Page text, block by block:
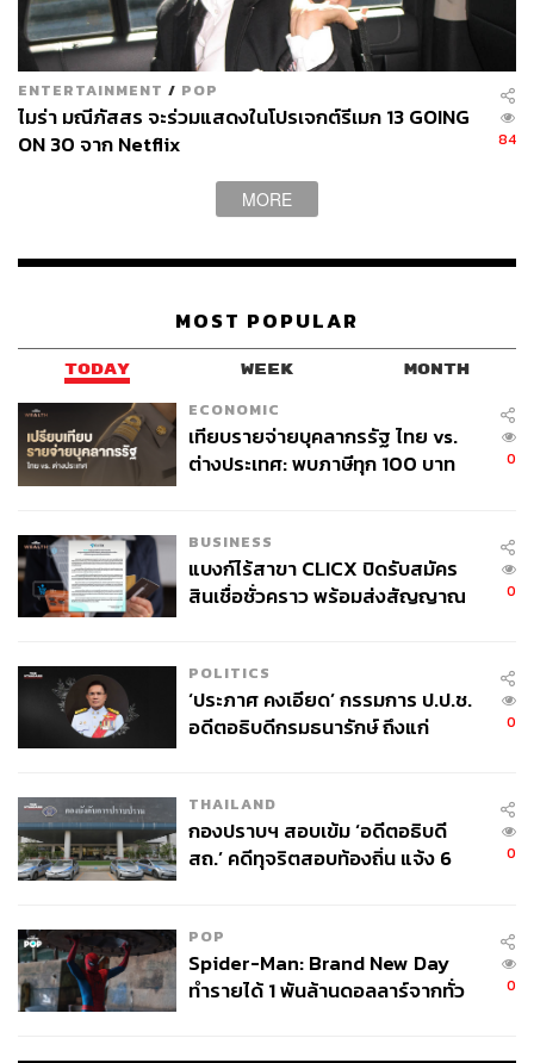
ENTERTAINMENT / POP
ไมร่า มณีภัสสร จะร่วมแสดงในโปรเจกต์รีเมก 13 GOING
ON 30 จาก Netflix
84
MORE
MOST POPULAR
TODAY WEEK MONTH
ECONOMIC
เทียบรายจ่ายบุคลากรรัฐ ไทย vs.
ต่างประเทศ: พบภาษีทุก 100 บาท
0
BUSINESS
แบงก์ไร้สาขา CLICX ปิดรับสมัคร
สินเชื่อชั่วคราว พร้อมส่งสัญญาณ
0
POLITICS
‘ประภาศ คงเอียด’ กรรมการ ป.ป.ช.
อดีตอธิบดีกรมธนารักษ์ ถึงแก่
0
THAILAND
กองปราบฯ สอบเข้ม ‘อดีตอธิบดี
สถ.’ คดีทุจริตสอบท้องถิ่น แจ้ง 6
0
POP
Spider-Man: Brand New Day
ทำรายได้ 1 พันล้านดอลลาร์จากทั่ว
0